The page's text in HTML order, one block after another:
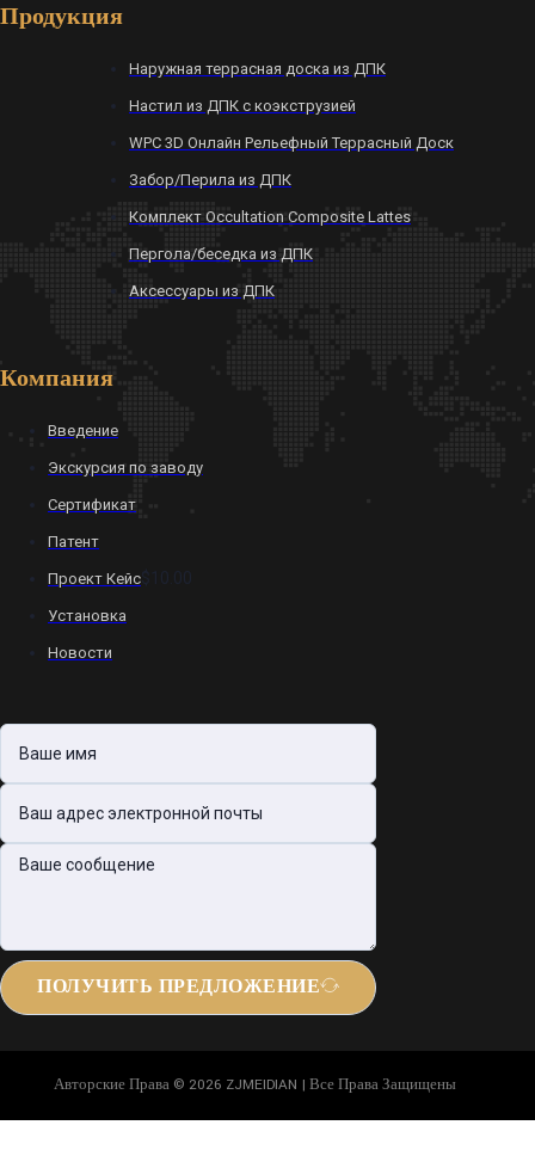
Продукция
Наружная террасная доска из ДПК
Настил из ДПК с коэкструзией
WPC 3D Онлайн Рельефный Террасный Доск
Забор/Перила из ДПК
Комплект Occultation Composite Lattes
Пергола/беседка из ДПК
Аксессуары из ДПК
Компания
Введение
Экскурсия по заводу
Сертификат
Патент
Проект Кейс$10.00
Установка
Новости
ПОЛУЧИТЬ ПРЕДЛОЖЕНИЕ
Авторские Права © 2026 ZJMEIDIAN | Все Права Защищены